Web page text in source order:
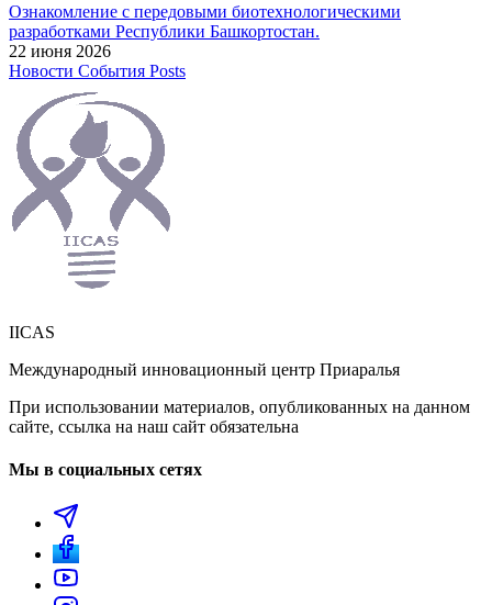
Ознакомление с передовыми биотехнологическими
разработками Республики Башкортостан.
22 июня 2026
Новости События Posts
IICAS
Международный инновационный центр Приаралья
При использовании материалов, опубликованных на данном
сайте, ссылка на наш сайт обязательна
Мы в социальных сетях